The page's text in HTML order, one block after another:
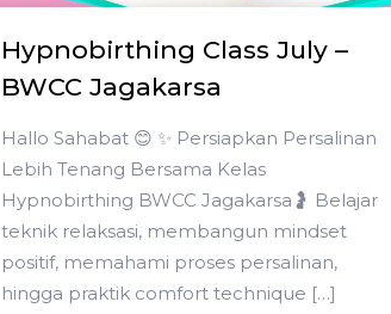
Hypnobirthing Class July –
BWCC Jagakarsa
Hallo Sahabat 😊 ✨ Persiapkan Persalinan
Lebih Tenang Bersama Kelas
Hypnobirthing BWCC Jagakarsa🤰 Belajar
teknik relaksasi, membangun mindset
positif, memahami proses persalinan,
hingga praktik comfort technique […]